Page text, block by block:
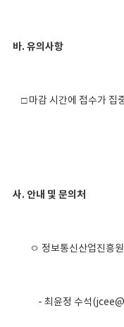
바. 유의사항
□ 마감 시간에 접수가 집
사. 안내 및 문의처
ㅇ 정보통신산업진흥원
- 최윤정 수석